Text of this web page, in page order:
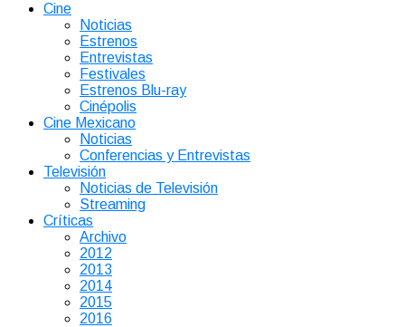
Cine
Noticias
Estrenos
Entrevistas
Festivales
Estrenos Blu-ray
Cinépolis
Cine Mexicano
Noticias
Conferencias y Entrevistas
Televisión
Noticias de Televisión
Streaming
Críticas
Archivo
2012
2013
2014
2015
2016